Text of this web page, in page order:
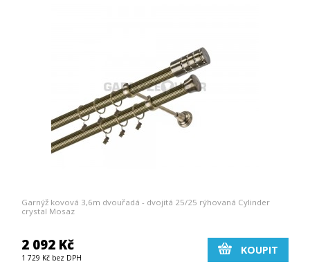
Garnýž kovová 3,6m dvouřadá - dvojitá 25/25 rýhovaná Cylinder
crystal Mosaz
2 092 Kč
1 729 Kč bez DPH
KOUPIT